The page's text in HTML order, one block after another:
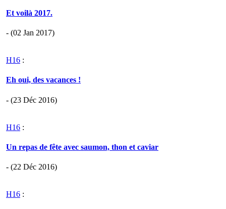
Et voilà 2017.
- (02 Jan 2017)
H16 :
Eh oui, des vacances !
- (23 Déc 2016)
H16 :
Un repas de fête avec saumon, thon et caviar
- (22 Déc 2016)
H16 :